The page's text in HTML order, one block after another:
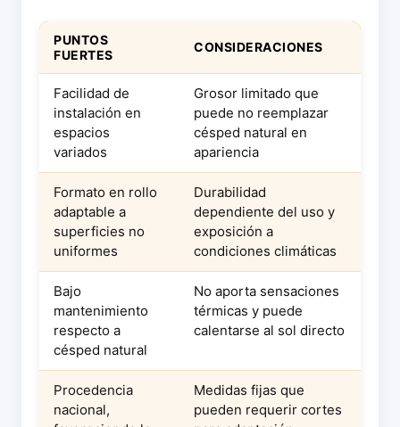
PUNTOS
FUERTES
CONSIDERACIONES
Facilidad de
instalación en
espacios
variados
Grosor limitado que
puede no reemplazar
césped natural en
apariencia
Formato en rollo
adaptable a
superficies no
uniformes
Durabilidad
dependiente del uso y
exposición a
condiciones climáticas
Bajo
mantenimiento
respecto a
césped natural
No aporta sensaciones
térmicas y puede
calentarse al sol directo
Procedencia
nacional,
Medidas fijas que
pueden requerir cortes